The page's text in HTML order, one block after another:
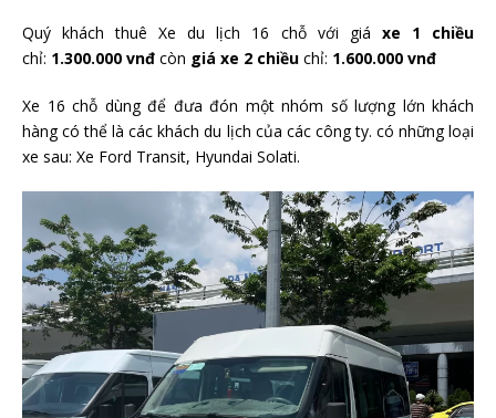
Quý khách thuê Xe du lịch 16 chỗ với giá xe 1 chiều
chỉ: 1.300.000 vnđ còn giá xe 2 chiều chỉ: 1.600.000 vnđ
Xe 16 chỗ dùng để đưa đón một nhóm số lượng lớn khách
hàng có thể là các khách du lịch của các công ty. có những loại
xe sau: Xe Ford Transit, Hyundai Solati.